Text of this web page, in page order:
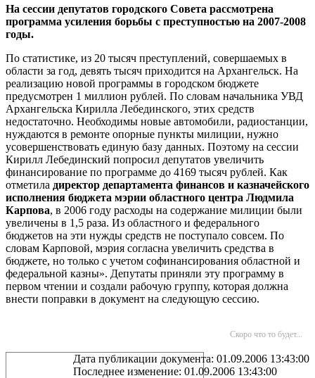
На сессии депутатов городского Совета рассмотрена
программа усиления борьбы с преступностью на 2007-2008
годы.
По статистике, из 20 тысяч преступлений, совершаемых в
области за год, девять тысяч приходится на Архангельск. На
реализацию новой программы в городском бюджете
предусмотрен 1 миллион рублей. По словам начальника УВД
Архангельска Кирилла Лебединского, этих средств
недостаточно. Необходимы новые автомобили, радиостанции,
нуждаются в ремонте опорные пункты милиции, нужно
усовершенствовать единую базу данных. Поэтому на сессии
Кирилл Лебединский попросил депутатов увеличить
финансирование по программе до 4169 тысяч рублей. Как
отметила директор департамента финансов и казначейского
исполнения бюджета мэрии областного центра Людмила
Карпова, в 2006 году расходы на содержание милиции были
увеличены в 1,5 раза. Из областного и федерального
бюджетов на эти нужды средств не поступало совсем. По
словам Карповой, мэрия согласна увеличить средства в
бюджете, но только с учетом софинансирования областной и
федеральной казны». Депутаты приняли эту программу в
первом чтении и создали рабочую группу, которая должна
внести поправки в документ на следующую сессию.
Скоро что то будет...
Дата публикации документа: 01.09.2006 13:43:00
Последнее изменение: 01.09.2006 13:43:00